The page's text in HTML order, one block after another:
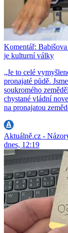
Komentář:
je kulturní války
„Je to celé
pronajaté půdě.
soukromého
chystané vládní
na pronajatou
Aktuálně.cz -
dnes, 12:19